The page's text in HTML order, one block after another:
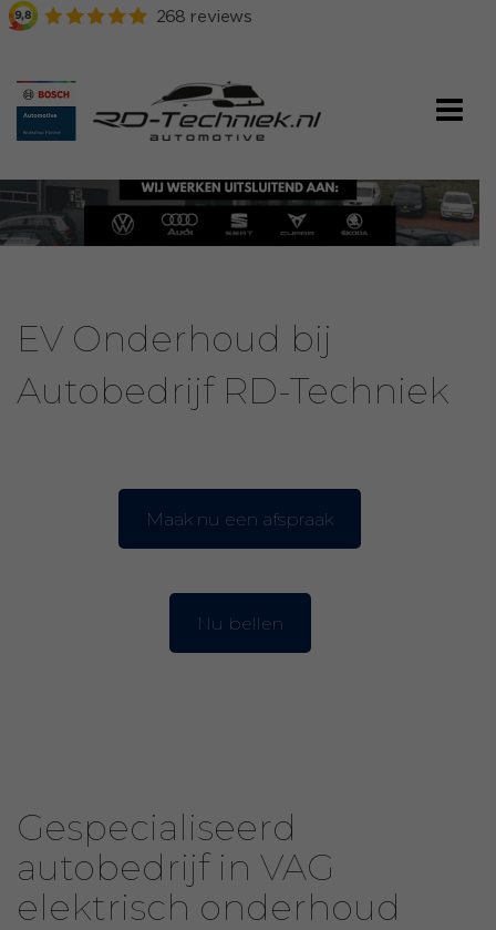
EV Onderhoud bij
Autobedrijf RD-Techniek
Maak nu een afspraak
Nu bellen
Gespecialiseerd
autobedrijf in VAG
elektrisch onderhoud